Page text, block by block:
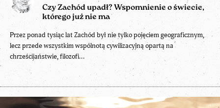
Czy Zachód upadł? Wspomnienie o świecie,
którego już nie ma
Przez ponad tysiąc lat Zachód był nie tylko pojęciem geograficznym,
lecz przede wszystkim wspólnotą cywilizacyjną opartą na
chrześcijaństwie, filozofi...